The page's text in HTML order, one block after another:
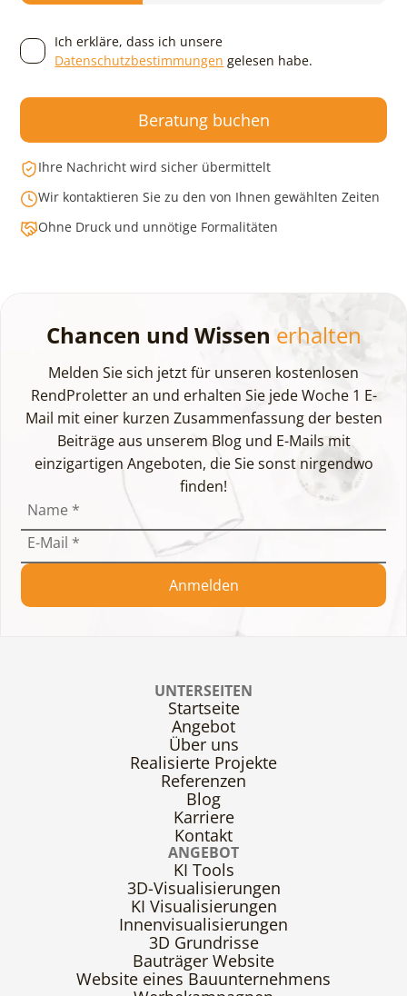
Ich erkläre, dass ich unsere
Datenschutzbestimmungen gelesen habe.
Beratung buchen
Ihre Nachricht wird sicher übermittelt
Wir kontaktieren Sie zu den von Ihnen gewählten Zeiten
Ohne Druck und unnötige Formalitäten
Chancen und Wissen erhalten
Melden Sie sich jetzt für unseren kostenlosen
RendProletter an und erhalten Sie jede Woche 1 E-
Mail mit einer kurzen Zusammenfassung der besten
Beiträge aus unserem Blog und E-Mails mit
einzigartigen Angeboten, die Sie sonst nirgendwo
finden!
Name *
E-Mail *
Anmelden
UNTERSEITEN
Startseite
Angebot
Über uns
Realisierte Projekte
Referenzen
Blog
Karriere
Kontakt
ANGEBOT
KI Tools
3D-Visualisierungen
KI Visualisierungen
Innenvisualisierungen
3D Grundrisse
Bauträger Website
Website eines Bauunternehmens